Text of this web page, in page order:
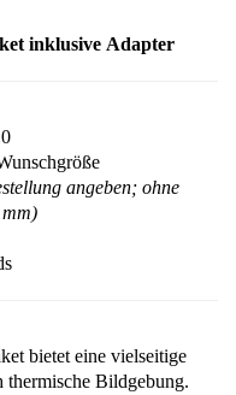
inklusive Adapter
angeben; ohne
bietet eine vielseitige
Bildgebung.